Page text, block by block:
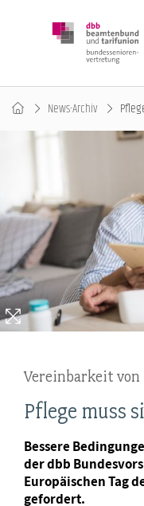
News-Archiv
Vereinbarkeit
Pflege muss
Bessere
der dbb
Europäischen Tag
gefordert.